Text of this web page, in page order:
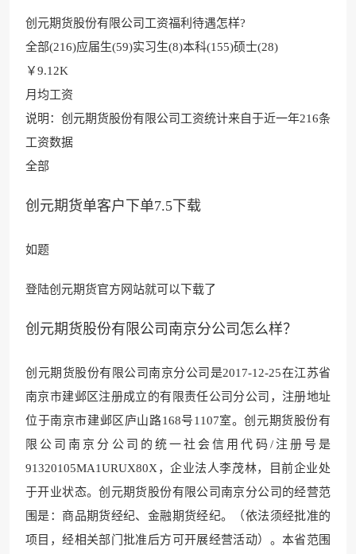
创元期货股份有限公司工资福利待遇怎样?
全部(216)应届生(59)实习生(8)本科(155)硕士(28)
￥9.12K
月均工资
说明：创元期货股份有限公司工资统计来自于近一年216条
工资数据
全部
创元期货单客户下单7.5下载
如题
登陆创元期货官方网站就可以下载了
创元期货股份有限公司南京分公司怎么样？
创元期货股份有限公司南京分公司是2017-12-25在江苏省
南京市建邺区注册成立的有限责任公司分公司，注册地址
位于南京市建邺区庐山路168号1107室。创元期货股份有
限公司南京分公司的统一社会信用代码/注册号是
91320105MA1URUX80X，企业法人李茂林，目前企业处
于开业状态。创元期货股份有限公司南京分公司的经营范
围是：商品期货经纪、金融期货经纪。（依法须经批准的
项目，经相关部门批准后方可开展经营活动）。本省范围